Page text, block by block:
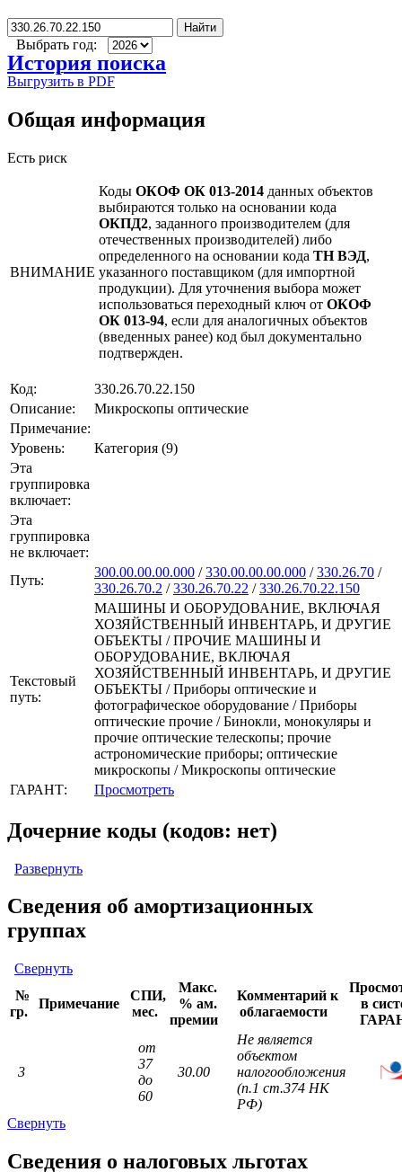
Найти
Выбрать год:
История поиска
Выгрузить в PDF
Общая информация
Есть риск
ВНИМАНИЕ
Коды ОКОФ ОК 013-2014 данных объектов
выбираются только на основании кода
ОКПД2, заданного производителем (для
отечественных производителей) либо
определенного на основании кода ТН ВЭД,
указанного поставщиком (для импортной
продукции). Для уточнения выбора может
использоваться переходный ключ от ОКОФ
ОК 013-94, если для аналогичных объектов
(введенных ранее) код был документально
подтвержден.
Код:
330.26.70.22.150
Описание:
Микроскопы оптические
Примечание:
Уровень:
Категория (9)
Эта
группировка
включает:
Эта
группировка
не включает:
Путь:
300.00.00.00.000 /330.00.00.00.000 /330.26.70 /
330.26.70.2 /330.26.70.22 /330.26.70.22.150
Текстовый
путь:
МАШИНЫ И ОБОРУДОВАНИЕ, ВКЛЮЧАЯ
ХОЗЯЙСТВЕННЫЙ ИНВЕНТАРЬ, И ДРУГИЕ
ОБЪЕКТЫ / ПРОЧИЕ МАШИНЫ И
ОБОРУДОВАНИЕ, ВКЛЮЧАЯ
ХОЗЯЙСТВЕННЫЙ ИНВЕНТАРЬ, И ДРУГИЕ
ОБЪЕКТЫ / Приборы оптические и
фотографическое оборудование / Приборы
оптические прочие / Бинокли, монокуляры и
прочие оптические телескопы; прочие
астрономические приборы; оптические
микроскопы / Микроскопы оптические
ГАРАНТ:
Просмотреть
Дочерние коды (кодов: нет)
Развернуть
Сведения об амортизационных
группах
Свернуть
№
гр.
Примечание
СПИ,
мес.
Макс.
% ам.
премии
Комментарий к
облагаемости
в
3
от
37
до
60
30.00
Не является
объектом
налогообложения
(п.1 ст.374 НК
РФ)
Свернуть
Сведения о налоговых льготах